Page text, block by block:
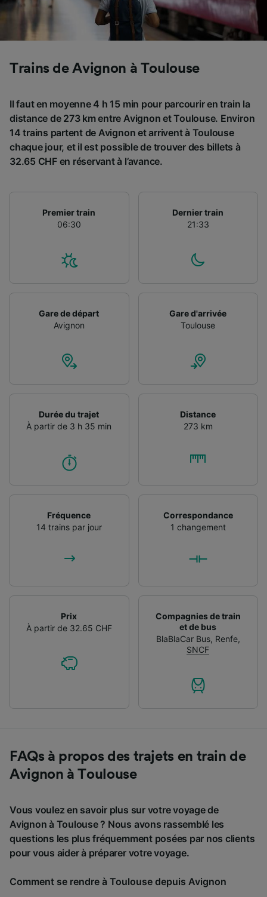
Trains de Avignon à Toulouse
Il faut en moyenne 4 h 15 min pour parcourir en train la
distance de 273 km entre Avignon et Toulouse. Environ
14 trains partent de Avignon et arrivent à Toulouse
chaque jour, et il est possible de trouver des billets à
32.65 CHF en réservant à l’avance.
Premier train
06:30
Dernier train
21:33
Gare de départ
Avignon
Gare d'arrivée
Toulouse
Durée du trajet
À partir de 3 h 35 min
Distance
273 km
Fréquence
14 trains par jour
Correspondance
1 changement
Prix
À partir de 32.65 CHF
Compagnies de train
et de bus
BlaBlaCar Bus, Renfe,
SNCF
FAQs à propos des trajets en train de
Avignon à Toulouse
Vous voulez en savoir plus sur votre voyage de
Avignon à Toulouse ? Nous avons rassemblé les
questions les plus fréquemment posées par nos clients
pour vous aider à préparer votre voyage.
Comment se rendre à Toulouse depuis Avignon
Utiliser des données de géolocalisation
précises. Analyser activement les
caractéristiques de l’appareil pour
contenu personnalisés, mesure de
services.
Liste de nos partenaires (fournisseurs)